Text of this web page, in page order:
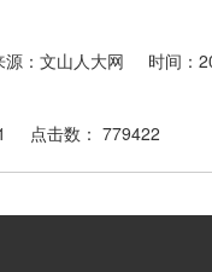
： 文山人大网 时间：
点击数： 779422